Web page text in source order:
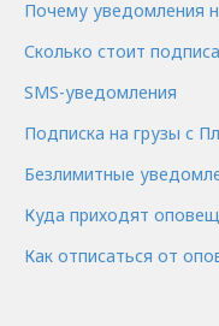
Почему уведомления
Сколько стоит
SMS-уведомления
Подписка на грузы с
Безлимитные
Куда приходят
Как отписаться от